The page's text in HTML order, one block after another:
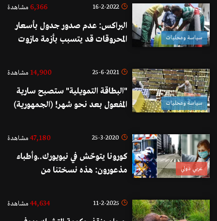
سياسة ومحليات
16-2-2022
6,366 مشاهدة
البراكس: عدم صدور جدول بأسعار
المحروقات قد يتسبب بأزمة مازوت
سياسة ومحليات
25-6-2021
14,900 مشاهدة
"البطاقة التمويلية" ستصبح سارية
المفعول بعد نحو شهر! (الجمهورية)
عربي دولي
25-3-2020
47,180 مشاهدة
كورونا يتوحّش في نيويورك..وأطباء
مذعورون: هذه نسختنا من
11-2-2025
44,634 مشاهدة